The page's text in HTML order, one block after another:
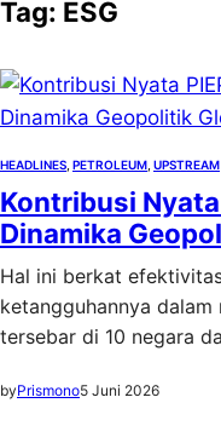
Tag: ESG
HEADLINES PETROLEUM UPSTREAM
Kontribusi Nyata
Dinamika
Hal ini berkat
ketangguhannya
tersebar di 10 negara
byPrismono5 Juni 2026